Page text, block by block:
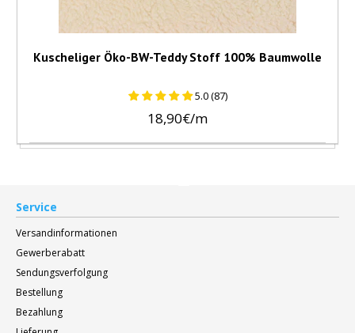
Kuscheliger Öko-BW-Teddy Stoff 100% Baumwolle
5.0 (87)
18,90€/m
Service
Versandinformationen
Gewerberabatt
Sendungsverfolgung
Bestellung
Bezahlung